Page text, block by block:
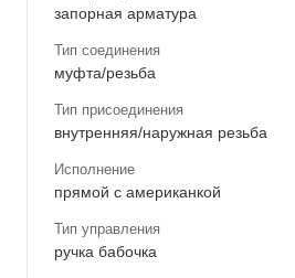
запорная арматура
Тип соединения
муфта/резьба
Тип присоединения
внутренняя/наружная резьба
Исполнение
прямой с американкой
Тип управления
ручка бабочка